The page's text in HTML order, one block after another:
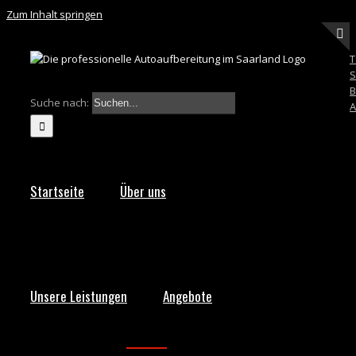
Zum Inhalt springen
Suche nach:
Startseite Über uns
Unsere Leistungen Angebote